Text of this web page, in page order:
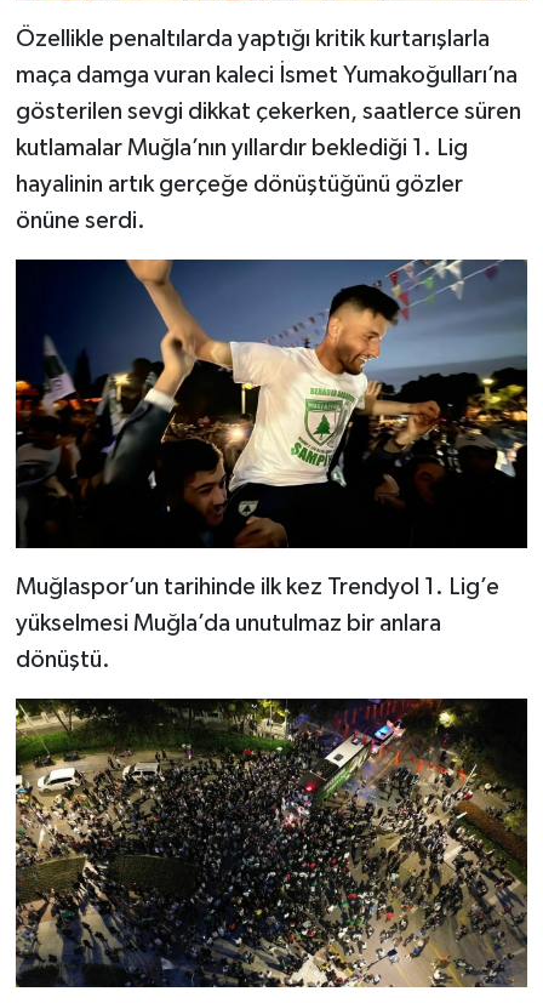
Özellikle penaltılarda yaptığı kritik kurtarışlarla
maça damga vuran kaleci İsmet Yumakoğulları’na
gösterilen sevgi dikkat çekerken, saatlerce süren
kutlamalar Muğla’nın yıllardır beklediği 1. Lig
hayalinin artık gerçeğe dönüştüğünü gözler
önüne serdi.
Muğlaspor’un tarihinde ilk kez Trendyol 1. Lig’e
yükselmesi Muğla’da unutulmaz bir anlara
dönüştü.